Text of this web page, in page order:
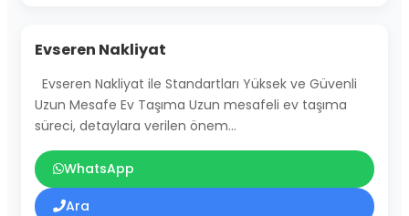
Evseren Nakliyat
Evseren Nakliyat ile Standartları Yüksek ve Güvenli
Uzun Mesafe Ev Taşıma Uzun mesafeli ev taşıma
süreci, detaylara verilen önem…
WhatsApp
Ara